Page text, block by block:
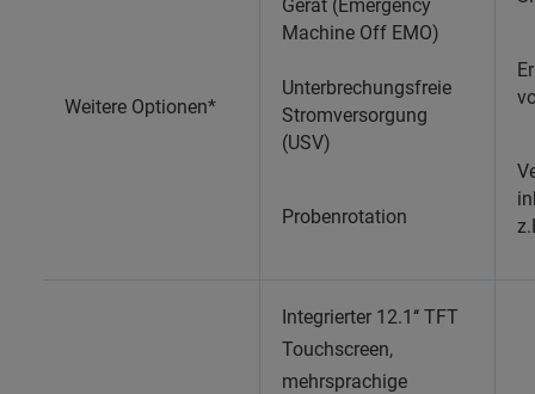
Weitere Optionen*
Gerät (Emergency
Machine Off EMO)
Unterbrechungsfreie
Stromversorgung
(USV)
Probenrotation
Integrierter 12.1‘‘ TFT
Touchscreen,
mehrsprachige